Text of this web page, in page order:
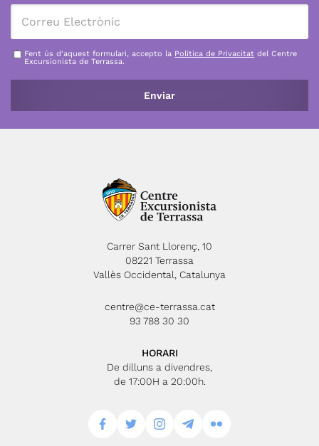
Fent ús d'aquest formulari, accepto la Política de Privacitat del Centre
Excursionista de Terrassa.
Carrer Sant Llorenç, 10
08221 Terrassa
Vallès Occidental, Catalunya
centre@ce-terrassa.cat
93 788 30 30
HORARI
De dilluns a divendres,
de 17:00H a 20:00h.